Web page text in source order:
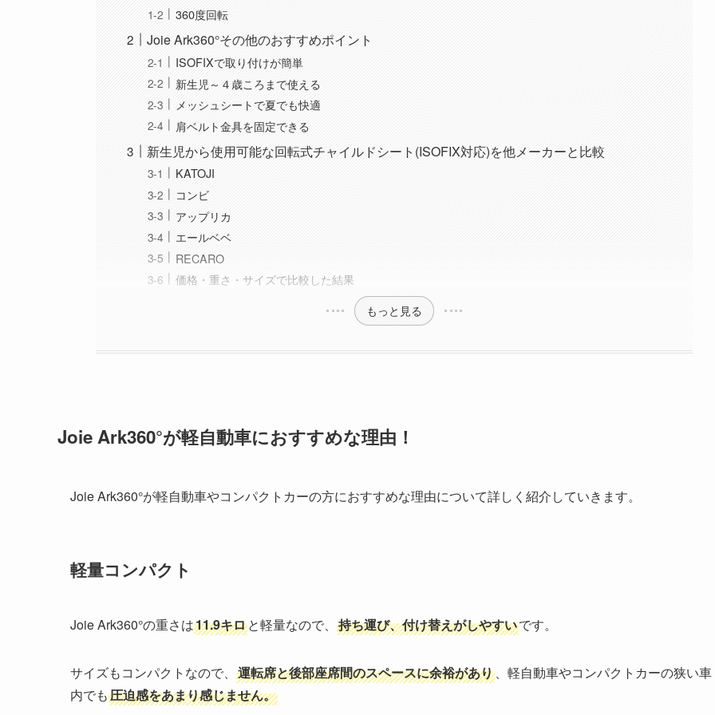
360度回転
Joie Ark360°その他のおすすめポイント
ISOFIXで取り付けが簡単
新生児～４歳ころまで使える
メッシュシートで夏でも快適
肩ベルト金具を固定できる
新生児から使用可能な回転式チャイルドシート(ISOFIX対応)を他メーカーと比較
KATOJI
コンビ
アップリカ
エールベベ
RECARO
価格・重さ・サイズで比較した結果
もっと見る
Joie Ark360°が軽自動車におすすめな理由！
Joie Ark360°が軽自動車やコンパクトカーの方におすすめな理由について詳しく紹介していきます。
軽量コンパクト
Joie Ark360°の重さは11.9キロと軽量なので、 持ち運び、付け替えがしやすいです。
サイズもコンパクトなので、 運転席と後部座席間のスペースに余裕があり、軽自動車やコンパクトカーの狭い車
内でも圧迫感をあまり感じません。